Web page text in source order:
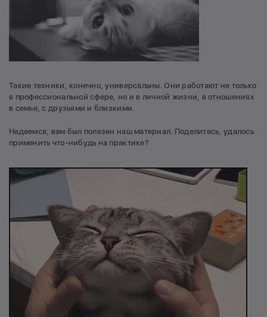
Такие техники, конечно, универсальны. Они работают не только
в профессиональной сфере, но и в личной жизни, в отношениях
в семье, с друзьями и близкими.
Надеемся, вам был полезен наш материал. Поделитесь, удалось
применить что-нибудь на практике?